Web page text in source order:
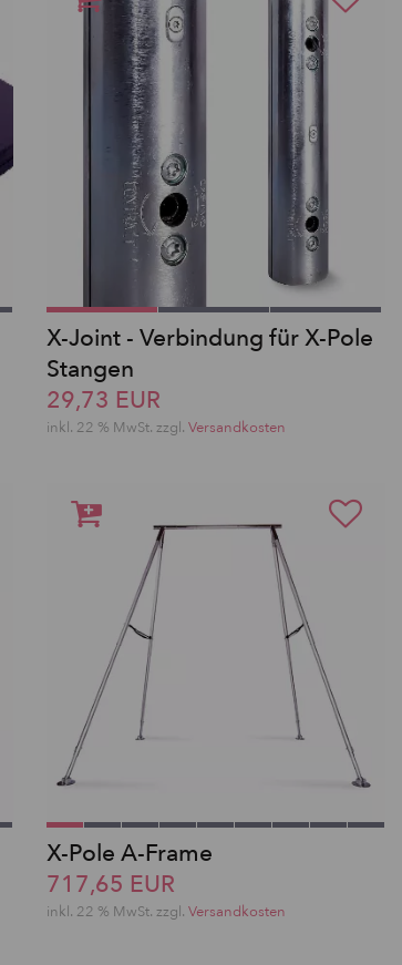
X-Joint - Verbindung für X-Pole
Stangen
29,73 EUR
inkl. 22 % MwSt. zzgl. Versandkosten
X-Pole A-Frame
717,65 EUR
inkl. 22 % MwSt. zzgl. Versandkosten